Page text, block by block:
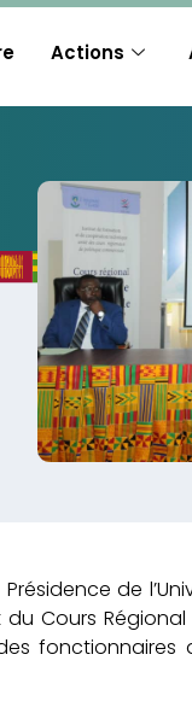
Actions
Présidence de
Cours